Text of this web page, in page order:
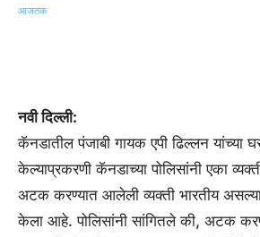
नवी दिल्ली:
कॅनडातील पंजाबी गायक एपी ढिल्लन यांच्या
केल्याप्रकरणी कॅनडाच्या पोलिसांनी एका
अटक करण्यात आलेली व्यक्ती भारतीय
केला आहे. पोलिसांनी सांगितले की, अटक